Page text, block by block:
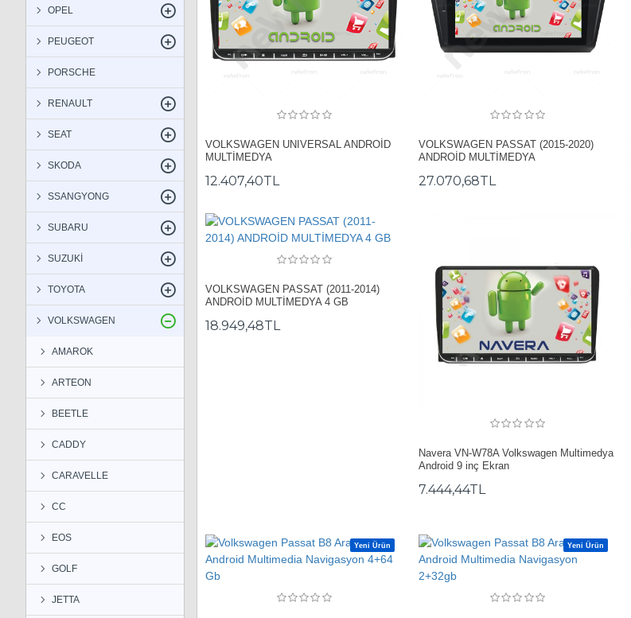
OPEL
PEUGEOT
PORSCHE
RENAULT
SEAT
SKODA
SSANGYONG
SUBARU
SUZUKİ
TOYOTA
VOLKSWAGEN
AMAROK
ARTEON
BEETLE
CADDY
CARAVELLE
CC
EOS
GOLF
JETTA
VOLKSWAGEN UNIVERSAL ANDROİD
MULTİMEDYA
12.407,40TL
VOLKSWAGEN PASSAT (2015-2020)
ANDROİD MULTİMEDYA
27.070,68TL
VOLKSWAGEN PASSAT (2011-2014)
ANDROİD MULTİMEDYA 4 GB
18.949,48TL
Navera VN-W78A Volkswagen Multimedya
Android 9 inç Ekran
7.444,44TL
Yeni Ürün Yeni Ürün